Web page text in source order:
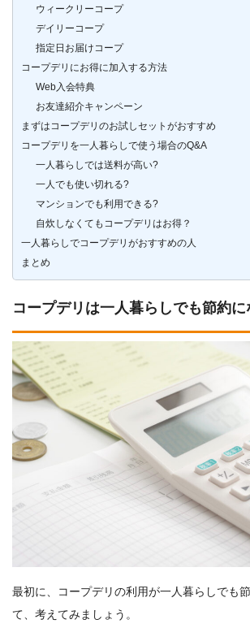
ウィークリーコープ
デイリーコープ
指定日お届けコープ
コープデリにお得に加入する方法
Web入会特典
お友達紹介キャンペーン
まずはコープデリのお試しセットがおすすめ
コープデリを一人暮らしで使う場合のQ&A
一人暮らしでは送料が高い?
一人でも使い切れる?
マンションでも利用できる?
自炊しなくてもコープデリはお得？
一人暮らしでコープデリがおすすめの人
まとめ
コープデリは一人暮らしでも節約に
最初に、コープデリの利用が一人暮らしでも
て、考えてみましょう。